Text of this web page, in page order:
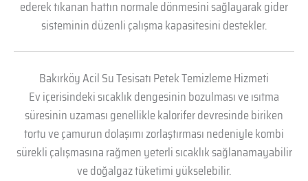
ederek tıkanan hattın normale dönmesini sağlayarak gider
sisteminin düzenli çalışma kapasitesini destekler.
Bakırköy Acil Su Tesisatı Petek Temizleme Hizmeti
Ev içerisindeki sıcaklık dengesinin bozulması ve ısıtma
süresinin uzaması genellikle kalorifer devresinde biriken
tortu ve çamurun dolaşımı zorlaştırması nedeniyle kombi
sürekli çalışmasına rağmen yeterli sıcaklık sağlanamayabilir
ve doğalgaz tüketimi yükselebilir.